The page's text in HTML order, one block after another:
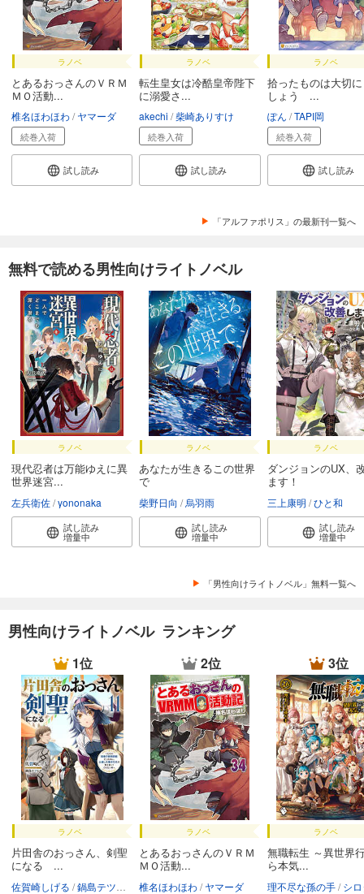
ラノベ
とあるおっさんのＶＲＭ
ＭＯ活動...
椎名ほわほわ ヤマーダ
続巻入荷
試し読み
ラノベ
転生皇女は冷酷皇帝陛下
に溺愛さ...
akechi 柴崎ありすけ
続巻入荷
試し読み
ラノベ
拾ったものは大切
しょう ...
ぽん TAPI岡
続巻入荷
試し読み
「アルファポリス」の最新刊一覧へ
無料で読める男性向けライトノベル
ラノベ
現代忍者は万能ゆえに異
世界迷宮...
左兵衛佐 yononaka
試し読み
増量中
ラノベ
あなたが生きるこの世界
で
柴野日向 烏羽雨
試し読み
増量中
ラノベ
ダンジョンのUX、
ます！
三上康明 ひと和
試し読み
増量中
「男性向けライトノベル」無料一覧へ
男性向けライトノベル ランキング
1位
ラノベ
片田舎のおっさん、剣聖
になる ...
佐賀崎しげる 鍋島テツヒロ
2位
ラノベ
とあるおっさんのＶＲＭ
ＭＯ活動...
椎名ほわほわ ヤマーダ
3位
ラノベ
無職転生 ～異世界
ら本気...
理不尽な孫の手 シ